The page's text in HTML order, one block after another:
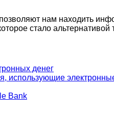
позволяют нам находить
стало
денег
использующие
Bank